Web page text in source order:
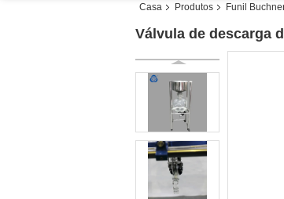
Casa Produtos Funil
Válvula de descarga